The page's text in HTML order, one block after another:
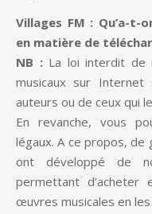
Villages FM : Qu’a-
en matière de
NB : La loi interdit de
musicaux sur Internet
auteurs ou de ceux qui
En revanche, vous
légaux. A ce propos, de
ont développé de
permettant
œuvres musicales en